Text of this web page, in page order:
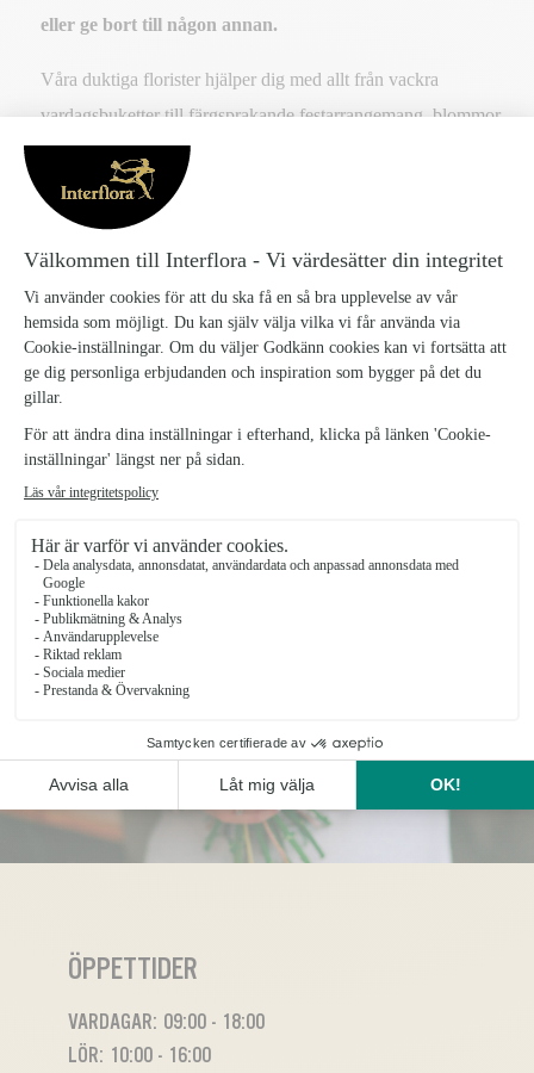
eller ge bort till någon annan.
Våra duktiga florister hjälper dig med allt från vackra
vardagsbuketter till färgsprakande festarrangemang, blommor
till event, bröllop och begravning. Genom oss kan du även
skicka Blommogram till den du bryr dig om och köpa gröna
växter som gör hemmet ombonat och personligt.
ÖPPETTIDER
VARDAGAR: 09:00 - 18:00
LÖR: 10:00 - 16:00